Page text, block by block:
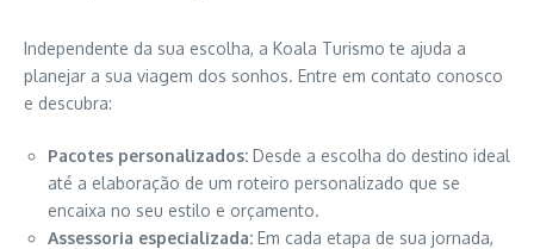
Independente da sua escolha, a Koala Turismo te ajuda a
planejar a sua viagem dos sonhos. Entre em contato conosco
e descubra:
Pacotes personalizados: Desde a escolha do destino ideal
até a elaboração de um roteiro personalizado que se
encaixa no seu estilo e orçamento.
Assessoria especializada: Em cada etapa de sua jornada,